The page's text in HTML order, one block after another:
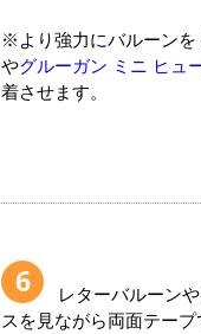
※より強力にバルーンを
やグルーガン ミニ ヒュ
着させます。
6
レターバルーン
スを見ながら両面テー